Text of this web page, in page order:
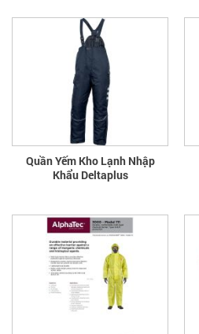
Quần Yếm Kho Lạnh Nhập
Khẩu Deltaplus